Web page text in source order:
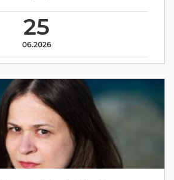
25
06.2026